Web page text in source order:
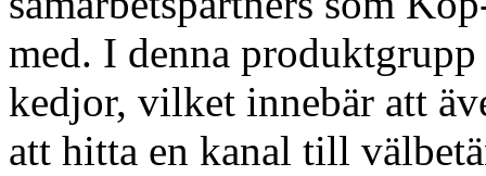
med. I denna
kedjor, vilket innebär att
att hitta en kanal till